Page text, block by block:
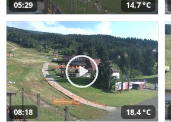
05:29 14,7 °C
08:18 18,4 °C